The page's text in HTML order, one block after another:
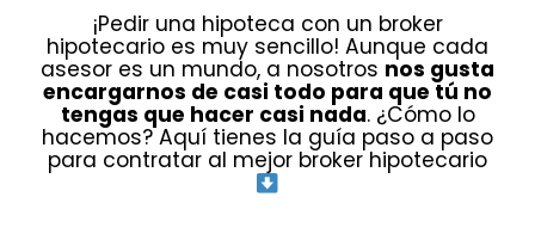
¡Pedir una hipoteca con un broker
hipotecario es muy sencillo! Aunque cada
asesor es un mundo, a nosotros nos gusta
encargarnos de casi todo para que tú no
tengas que hacer casi nada. ¿Cómo lo
hacemos? Aquí tienes la guía paso a paso
para contratar al mejor broker hipotecario